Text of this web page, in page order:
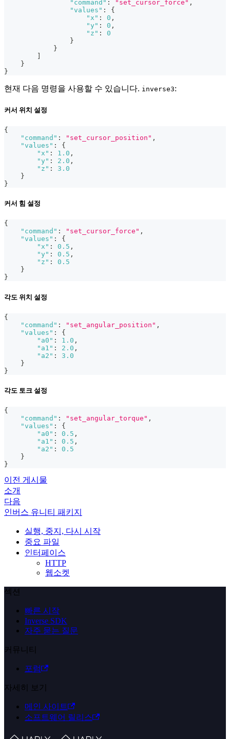
"command" : "set_cursor_force" ,
"values" :
{
"x" : 0 ,
"y" : 0 ,
"z" :
0
}
}
]
}
}
현재 다음 명령을 사용할 수 있습니다. inverse3:
커서 위치 설정
{
"command" : "set_cursor_position" ,
"values" :
{
"x" : 1.0 ,
"y" : 2.0 ,
"z" :
3.0
}
}
커서 힘 설정
{
"command" : "set_cursor_force" ,
"values" :
{
"x" : 0.5 ,
"y" : 0.5 ,
"z" :
0.5
}
}
각도 위치 설정
{
"command" : "set_angular_position" ,
"values" :
{
"a0" : 1.0 ,
"a1" : 2.0 ,
"a2" :
3.0
}
}
각도 토크 설정
{
"command" : "set_angular_torque" ,
"values" :
{
"a0" : 0.5 ,
"a1" : 0.5 ,
"a2" :
0.5
}
}
이전 게시물
소개
다음
인버스 유니티 패키지
실행, 중지, 다시 시작
중요 파일
인터페이스
HTTP
웹소켓
섹션
빠른 시작
Inverse SDK
자주 묻는 질문
커뮤니티
포럼
자세히 보기
메인 사이트
소프트웨어 릴리스